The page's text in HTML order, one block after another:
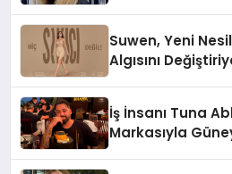
Suwen, Yeni
Algısını
İş İnsanı Tuna
Markasıyla